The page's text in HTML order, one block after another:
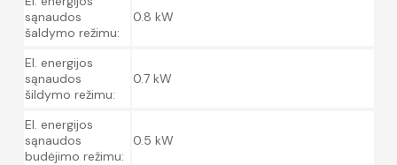
sąnaudos
šaldymo režimu:
0.8 kW
El. energijos
sąnaudos
šildymo režimu:
0.7 kW
El. energijos
sąnaudos
budėjimo režimu:
0.5 kW